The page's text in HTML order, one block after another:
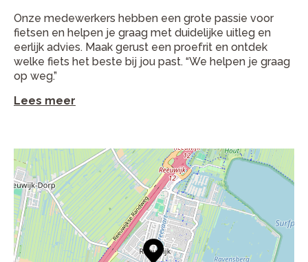
Onze medewerkers hebben een grote passie voor
fietsen en helpen je graag met duidelijke uitleg en
eerlijk advies. Maak gerust een proefrit en ontdek
welke fiets het beste bij jou past. “We helpen je graag
op weg.”
Lees meer